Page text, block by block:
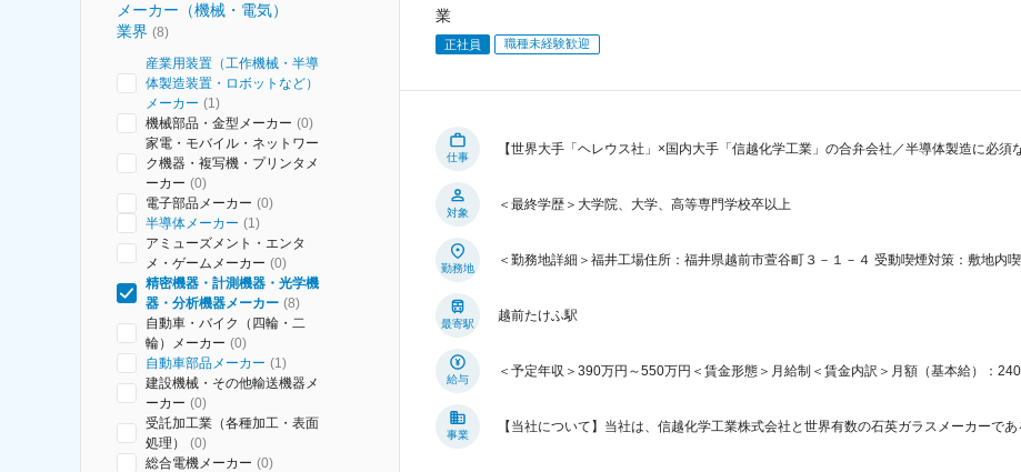
メーカー（機械・電気）
業界 (8)
産業用装置（工作機械・半導
体製造装置・ロボットなど）
メーカー (1)
機械部品・金型メーカー (0)
家電・モバイル・ネットワー
ク機器・複写機・プリンタメ
ーカー (0)
電子部品メーカー (0)
半導体メーカー (1)
アミューズメント・エンタ
メ・ゲームメーカー (0)
精密機器・計測機器・光学機
器・分析機器メーカー (8)
自動車・バイク（四輪・二
輪）メーカー (0)
自動車部品メーカー (1)
建設機械・その他輸送機器メ
ーカー (0)
受託加工業（各種加工・表面
処理）
(0)
総合電機メーカー (0)
業
正社員 職種未経験歓迎
仕事
【世界大手「ヘレウス社」×国内大手「信越化学工業」の合弁会社／半導体製造に必
対象
＜最終学歴＞大学院、大学、高等専門学校卒以上
勤務地
＜勤務地詳細＞福井工場住所：福井県越前市萱谷町３－１－４ 受動喫煙対策：敷地内
最寄駅
越前たけふ駅
給与
＜予定年収＞390万円～550万円＜賃金形態＞月給制＜賃金内訳＞月額（基本給）：
事業
【当社について】当社は、信越化学工業株式会社と世界有数の石英ガラスメーカーで